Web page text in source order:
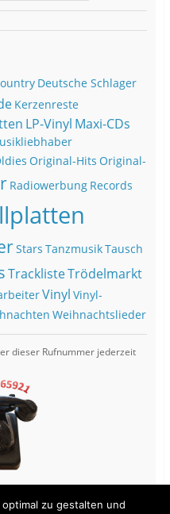
Deutsche Schlager
Kerzenreste
LP-Vinyl Maxi-CDs
Original-Hits Original-
Radiowerbung Records
Stars TanzmusikTausch
TracklisteTrödelmarkt
Vinyl Vinyl-
Weihnachtslieder
dieser Rufnummer jederzeit
zu gestalten und